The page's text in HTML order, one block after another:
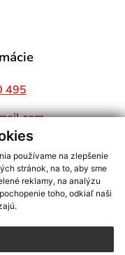
používame na zlepšenie
stránok, na to, aby sme
reklamy, na analýzu
toho, odkiaľ naši
495
s využitím RSS
Mapa stránok,web portál
,registrácia domény